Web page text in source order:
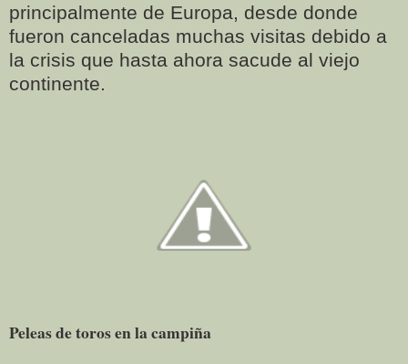
principalmente de Europa, desde donde
fueron canceladas muchas visitas debido a
la crisis que hasta ahora sacude al viejo
continente.
Peleas de toros en la campiña